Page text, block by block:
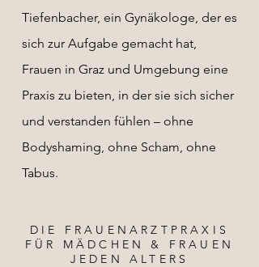
Tiefenbacher, ein Gynäkologe, der es
sich zur Aufgabe gemacht hat,
Frauen in Graz und Umgebung eine
Praxis zu bieten, in der sie sich sicher
und verstanden fühlen – ohne
Bodyshaming, ohne Scham, ohne
Tabus.
DIE FRAUENARZTPRAXIS
FÜR MÄDCHEN & FRAUEN
JEDEN ALTERS